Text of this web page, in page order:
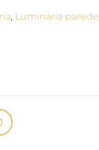
, Luminária parede